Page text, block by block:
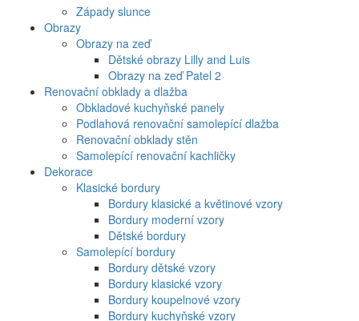
Západy slunce
Obrazy
Obrazy na zeď
Dětské obrazy Lilly and Luis
Obrazy na zeď Patel 2
Renovační obklady a dlažba
Obkladové kuchyňské panely
Podlahová renovační samolepící dlažba
Renovační obklady stěn
Samolepící renovační kachličky
Dekorace
Klasické bordury
Bordury klasické a květinové vzory
Bordury moderní vzory
Dětské bordury
Samolepící bordury
Bordury dětské vzory
Bordury klasické vzory
Bordury koupelnové vzory
Bordury kuchyňské vzory